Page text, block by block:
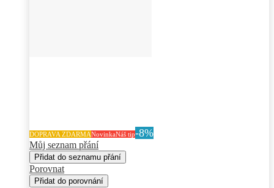
DOPRAVA ZDARMANovinkaNáš tip-8%
Můj seznam přání
Přidat do seznamu přání
Porovnat
Přidat do porovnání